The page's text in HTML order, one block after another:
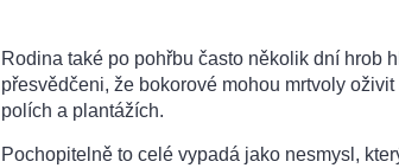
Rodina také po pohřbu často několik dní hrob
přesvědčeni, že bokorové mohou mrtvoly
polích a plantážích.
Pochopitelně to celé vypadá jako nesmysl,